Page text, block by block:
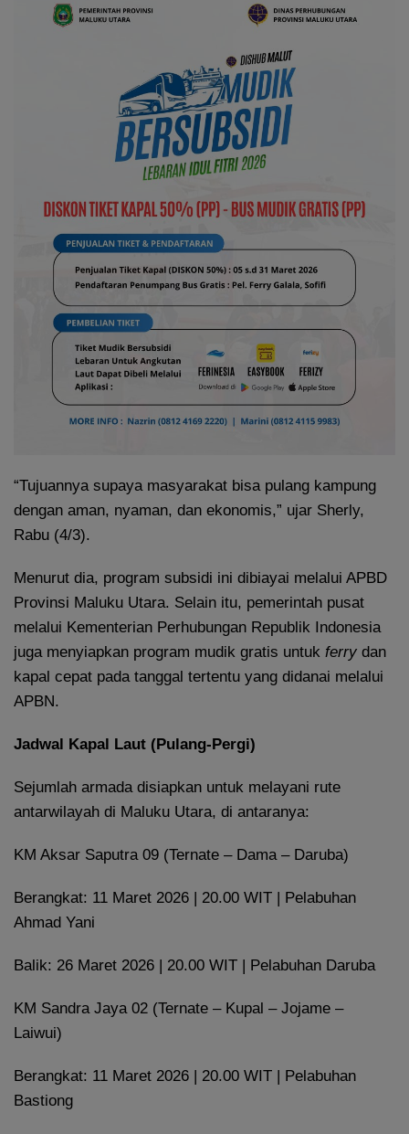
“Tujuannya supaya masyarakat bisa pulang kampung
dengan aman, nyaman, dan ekonomis,” ujar Sherly,
Rabu (4/3).
Menurut dia, program subsidi ini dibiayai melalui APBD
Provinsi Maluku Utara. Selain itu, pemerintah pusat
melalui Kementerian Perhubungan Republik Indonesia
juga menyiapkan program mudik gratis untuk ferry dan
kapal cepat pada tanggal tertentu yang didanai melalui
APBN.
Jadwal Kapal Laut (Pulang-Pergi)
Sejumlah armada disiapkan untuk melayani rute
antarwilayah di Maluku Utara, di antaranya:
KM Aksar Saputra 09 (Ternate – Dama – Daruba)
Berangkat: 11 Maret 2026 | 20.00 WIT | Pelabuhan
Ahmad Yani
Balik: 26 Maret 2026 | 20.00 WIT | Pelabuhan Daruba
KM Sandra Jaya 02 (Ternate – Kupal – Jojame –
Laiwui)
Berangkat: 11 Maret 2026 | 20.00 WIT | Pelabuhan
Bastiong